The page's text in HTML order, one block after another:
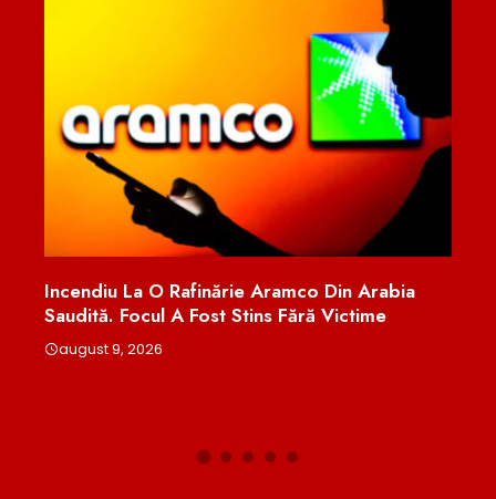
La O Rafinărie Aramco Din Arabia
Focul A Fost Stins Fără Victime
9, 2026
Cine Este